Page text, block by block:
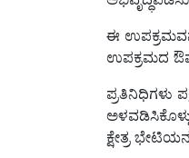
ಈ
ಉಪಕ್ರಮದ
ಪ್ರತಿನಿಧಿಗಳು
ಕ್ಷೇತ್ರ